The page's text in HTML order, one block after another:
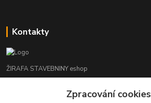
Kontakty
ŽIRAFA STAVEBNINY eshop
+420 312 685 342Zpracování cookies